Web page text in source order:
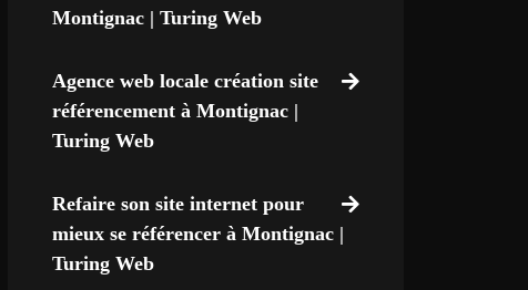
Montignac | Turing Web
Agence web locale création site
référencement à Montignac |
Turing Web
Refaire son site internet pour
mieux se référencer à Montignac |
Turing Web